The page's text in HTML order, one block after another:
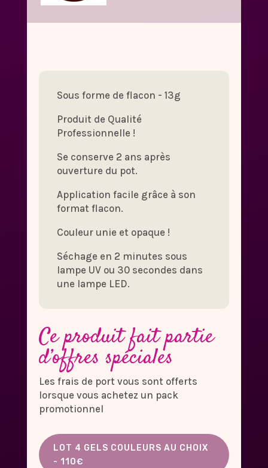
Sous forme de flacon - 13g
Produit de Qualité
Professionnelle !
Se conserve 2 ans après
ouverture du pot.
Application facile grâce à son
format flacon.
Couleur unie et opaque !
Séchage en 2 minutes sous
lampe UV ou 30 secondes dans
une lampe LED.
Ce produit fait partie
d’offres spéciales
Les frais de port vous sont offerts
lorsque vous achetez un pack
promotionnel
LOT 4 GELS COULEURS AU CHOIX
- 110€